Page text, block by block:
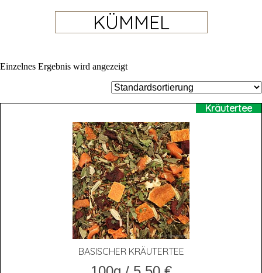
KÜMMEL
Einzelnes Ergebnis wird angezeigt
Kräutertee
BASI­SCHER KRÄUTERTEE